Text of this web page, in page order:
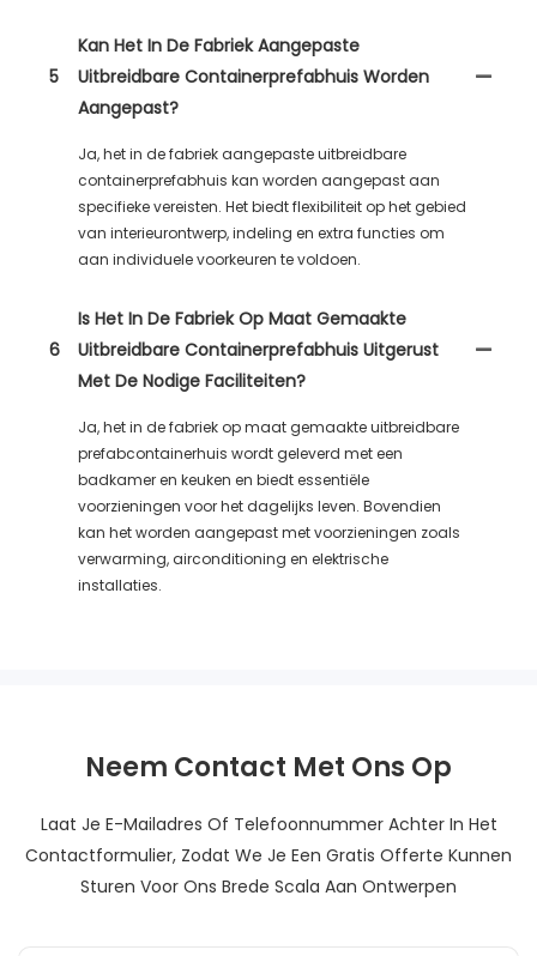
5
Kan Het In De Fabriek Aangepaste
Uitbreidbare Containerprefabhuis Worden
Aangepast?
Ja, het in de fabriek aangepaste uitbreidbare
containerprefabhuis kan worden aangepast aan
specifieke vereisten. Het biedt flexibiliteit op het gebied
van interieurontwerp, indeling en extra functies om
aan individuele voorkeuren te voldoen.
6
Is Het In De Fabriek Op Maat Gemaakte
Uitbreidbare Containerprefabhuis Uitgerust
Met De Nodige Faciliteiten?
Ja, het in de fabriek op maat gemaakte uitbreidbare
prefabcontainerhuis wordt geleverd met een
badkamer en keuken en biedt essentiële
voorzieningen voor het dagelijks leven. Bovendien
kan het worden aangepast met voorzieningen zoals
verwarming, airconditioning en elektrische
installaties.
Neem Contact Met Ons Op
Laat Je E-Mailadres Of Telefoonnummer Achter In Het
Contactformulier, Zodat We Je Een Gratis Offerte Kunnen
Sturen Voor Ons Brede Scala Aan Ontwerpen